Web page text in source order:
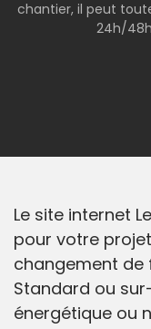
chantier, il peut
24h/
Le site internet
pour votre
changement
Standard ou
énergétique ou